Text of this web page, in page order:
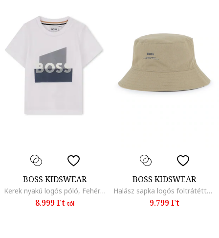
BOSS KIDSWEAR
Kerek nyakú logós póló, Fehér/Tengerészkék
8.999 Ft-tól
BOSS KIDSWEAR
Halász sapka logós foltrátéttel, Bézs
9.799 Ft